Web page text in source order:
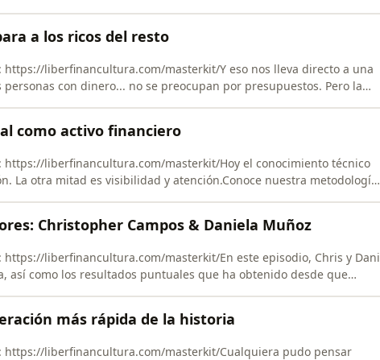
inculcar
a los ricos del resto
https://liberfinancultura.com/masterkit/Y eso nos lleva directo a una
con dinero... no se preocupan por presupuestos. Pero la
YOUTUBE https://www.youtube.com/@Liberfinancultura
como activo financiero
https://liberfinancultura.com/masterkit/Hoy el conocimiento técnico
La otra mitad es visibilidad y atención.Conoce nuestra metodología:
IN h
Christopher Campos & Daniela Muñoz
https://liberfinancultura.com/masterkit/En este episodio, Chris y Dani
así como los resultados puntuales que ha obtenido desde que
más rápida de la historia
https://liberfinancultura.com/masterkit/Cualquiera pudo pensar